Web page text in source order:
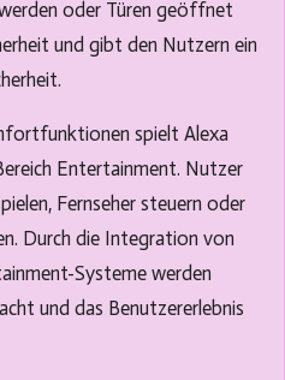
oder Türen geöffnet
und gibt den Nutzern ein
spielt Alexa
Entertainment. Nutzer
Fernseher steuern oder
Durch die Integration von
Systeme werden
und das Benutzererlebnis